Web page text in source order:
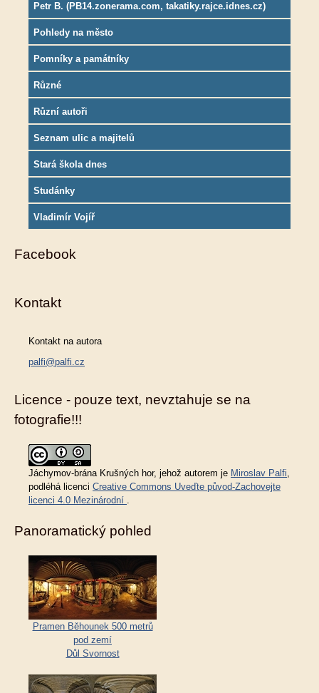
Petr B. (PB14.zonerama.com, takatiky.rajce.idnes.cz)
Pohledy na město
Pomníky a památníky
Různé
Různí autoři
Seznam ulic a majitelů
Stará škola dnes
Studánky
Vladimír Vojíř
Facebook
Kontakt
Kontakt na autora
palfi@palfi.cz
Licence - pouze text, nevztahuje se na
fotografie!!!
Jáchymov-brána Krušných hor, jehož autorem je Miroslav Palfi,
podléhá licenci Creative Commons Uveďte původ-Zachovejte
licenci 4.0 Mezinárodní .
Panoramatický pohled
Pramen Běhounek 500 metrů
pod zemí
Důl Svornost